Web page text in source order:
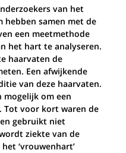
van het
hebben samen met de
een meetmethode
het hart te analyseren.
haarvaten de
Een afwijkende
van deze haarvaten.
mogelijk om een
Tot voor kort waren de
gebruikt niet
ziekte van de
‘vrouwenhart’